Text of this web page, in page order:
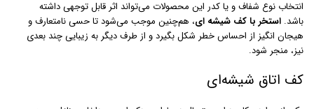
انتخاب نوع شفاف و یا کدر این محصولات می‌تواند اثر قابل توجهی داشته
باشد. استخر با کف شیشه ای، هم‌چنین موجب می‌شود تا حسی نامتعارف و
هیجان انگیز از احساس خطر شکل بگیرد و از طرف دیگر به زیبایی چند بعدی
نیز، منجر شود.
کف اتاق شیشه‌ای